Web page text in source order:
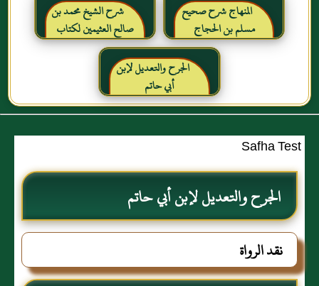
المنهاج شرح صحيح
مسلم بن الحجاج
شرح الشيخ محمد بن
صالح العثيمين لكتاب
رياض الصالحين للإمام
النووي رحمهم الله تعالىالجرح والتعديل لإبن
أبي حاتم
Safha Test
الجرح والتعديل لإبن أبي حاتم
نقد الرواة